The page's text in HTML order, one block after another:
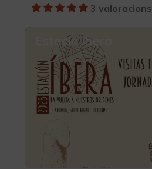
3 valoracions
Estació Ibera